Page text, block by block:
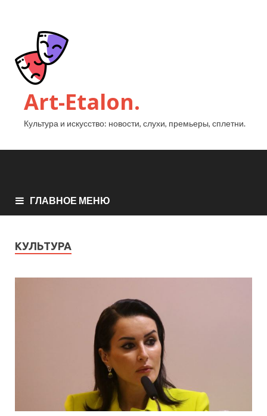
Art-Etalon.
Культура и искусство: новости, слухи, премьеры, сплетни.
ГЛАВНОЕ МЕНЮ
КУЛЬТУРА